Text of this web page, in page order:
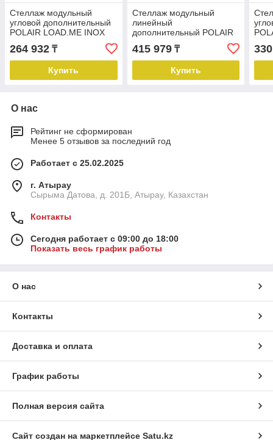
Стеллаж модульный
угловой дополнительный
POLAIR LOAD.ME INOX
16AL.4IN40.10C
264 932 ₸
Купить
Стеллаж модульный
линейный
дополнительный POLAIR
LOAD.ME INOX
16AL.3IN50.17Е
415 979₸
Купить
О нас
Рейтинг не сформирован
Менее 5 отзывов за последний год
Работает с 25.02.2025
г. Атырау
Сырыма Датова, д. 201Б, Атырау, Казахстан
Контакты
Сегодня работает с 09:00 до 18:00
Показать весь график работы
О нас
Контакты
Доставка и оплата
График работы
Полная версия сайта
Сайт создан на маркетплейсе Satu.kz